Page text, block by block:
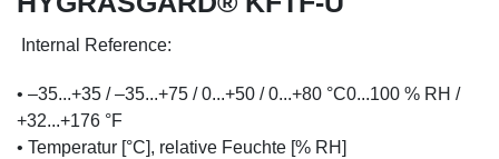
Internal Reference:
• –35...+35 / –35...+75 / 0...+50 / 0...+80 °C0...100 % RH /
+32...+176 °F
• Temperatur [°C], relative Feuchte [% RH]